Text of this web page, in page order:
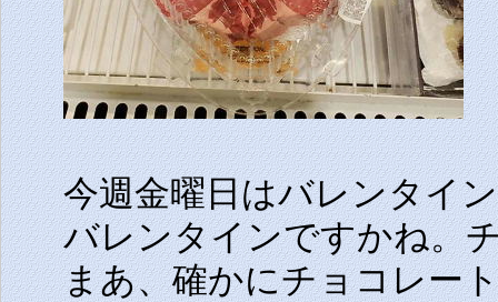
今週金曜日はバレンタイ
バレンタインですかね。
まあ、確かにチョコレー